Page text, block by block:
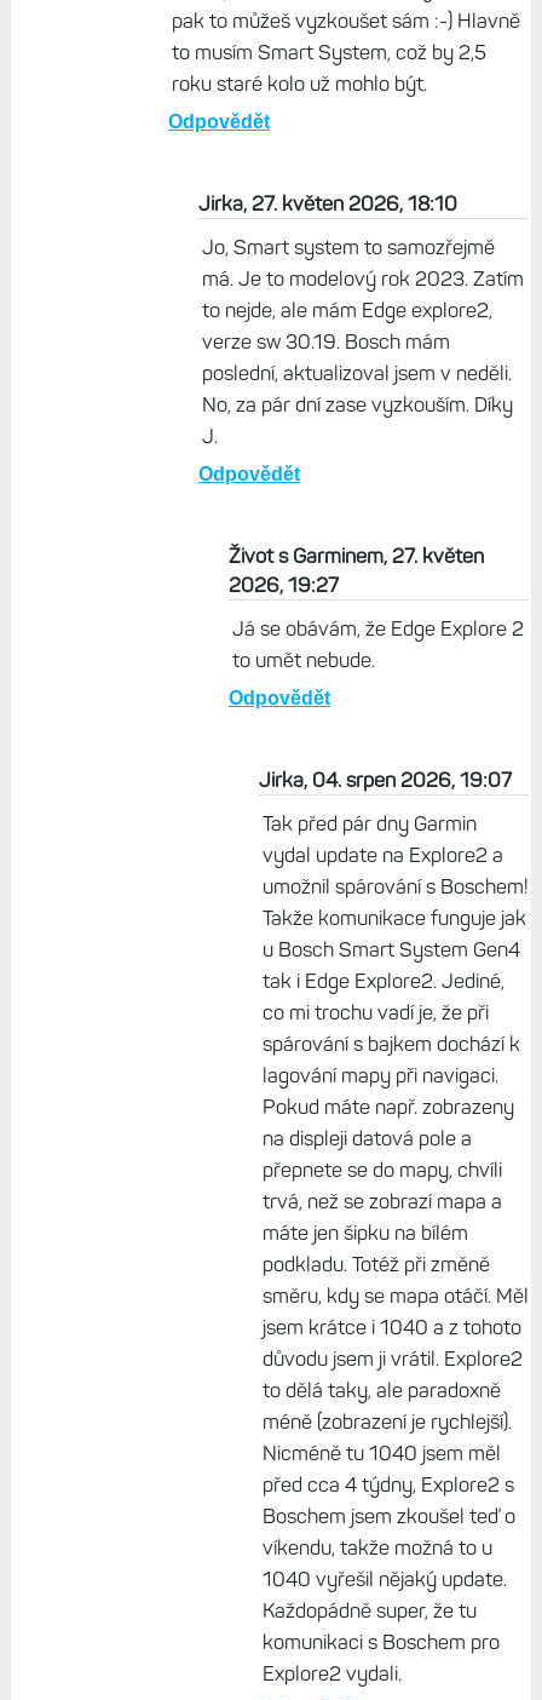
pak to můžeš vyzkoušet sám :-) Hlavně
to musím Smart System, což by 2,5
roku staré kolo už mohlo být.
Odpovědět
Jirka, 27. květen 2026, 18:10
Jo, Smart system to samozřejmě
má. Je to modelový rok 2023. Zatím
to nejde, ale mám Edge explore2,
verze sw 30.19. Bosch mám
poslední, aktualizoval jsem v neděli.
No, za pár dní zase vyzkouším. Díky
J.
Odpovědět
Život s Garminem, 27. květen
2026, 19:27
Já se obávám, že Edge Explore 2
to umět nebude.
Odpovědět
Jirka, 04. srpen 2026, 19:07
Tak před pár dny Garmin
vydal update na Explore2 a
umožnil spárování s Boschem!
Takže komunikace funguje jak
u Bosch Smart System Gen4
tak i Edge Explore2. Jediné,
co mi trochu vadí je, že při
spárování s bajkem dochází k
lagování mapy při navigaci.
Pokud máte např. zobrazeny
na displeji datová pole a
přepnete se do mapy, chvíli
trvá, než se zobrazí mapa a
máte jen šipku na bílém
podkladu. Totéž při změně
směru, kdy se mapa otáčí. Měl
jsem krátce i 1040 a z tohoto
důvodu jsem ji vrátil. Explore2
to dělá taky, ale paradoxně
méně (zobrazení je rychlejší).
Nicméně tu 1040 jsem měl
před cca 4 týdny, Explore2 s
Boschem jsem zkoušel teď o
víkendu, takže možná to u
1040 vyřešil nějaký update.
Každopádně super, že tu
komunikaci s Boschem pro
Explore2 vydali.